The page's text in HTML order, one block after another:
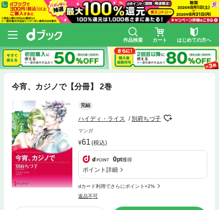
作品検索 カート はじめての方へ
今宵、カジノで【分冊】 2巻
完結
ハイディ・ライス 別府ちづ子
マンガ
61 (税込)
0pt獲得
ポイント詳細
dカード利用でさらにポイント+2%
返品不可